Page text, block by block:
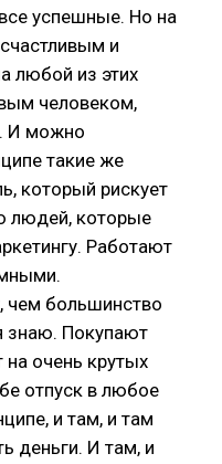
успешные. Но на
и
любой из этих
человеком,
И можно
такие же
который рискует
людей, которые
Работают
чем большинство
знаю. Покупают
очень крутых
отпуск в любое
и там, и там
деньги. И там, и